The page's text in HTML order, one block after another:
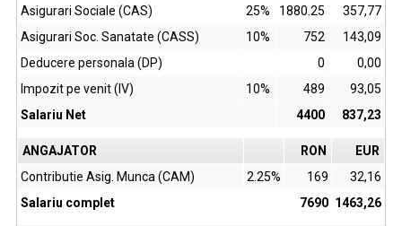
Asigurari Sociale (CAS)
25% 1880.25
357,77
Asigurari Soc. Sanatate (CASS)
10% 752
143,09
Deducere personala (DP)
0
0,00
Impozit pe venit (IV)
10% 489
93,05
Salariu Net
4400 837,23
ANGAJATOR RON
EUR
Contributie Asig. Munca (CAM)
2.25% 169
32,16
Salariu complet
7690 1463,26